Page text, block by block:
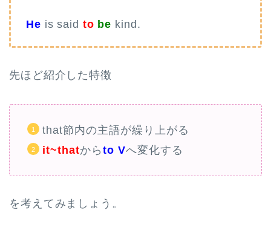
He is said to be kind.
先ほど紹介した特徴
that節内の主語が繰り上がる
it~thatから to Vへ変化する
を考えてみましょう。